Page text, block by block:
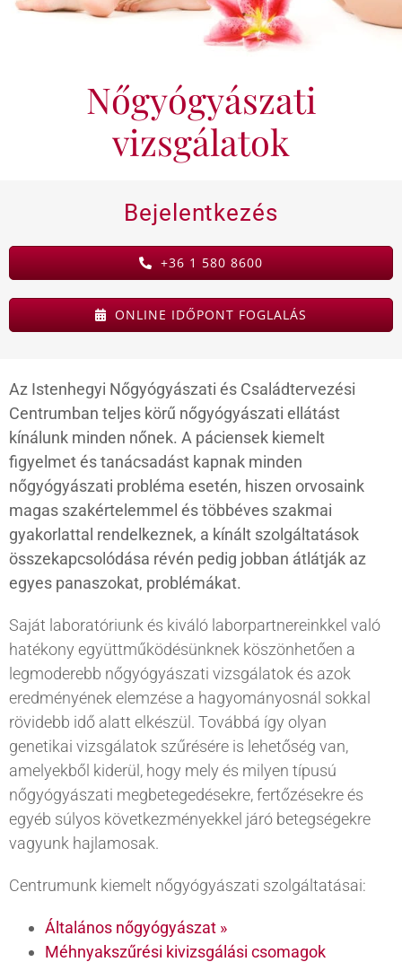
Nőgyógyászati
vizsgálatok
Bejelentkezés
+36 1 580 8600
ONLINE IDŐPONT FOGLALÁS
Az Istenhegyi Nőgyógyászati és Családtervezési
Centrumban teljes körű nőgyógyászati ellátást
kínálunk minden nőnek. A páciensek kiemelt
figyelmet és tanácsadást kapnak minden
nőgyógyászati probléma esetén, hiszen orvosaink
magas szakértelemmel és többéves szakmai
gyakorlattal rendelkeznek, a kínált szolgáltatások
összekapcsolódása révén pedig jobban átlátják az
egyes panaszokat, problémákat.
Saját laboratóriunk és kiváló laborpartnereinkkel való
hatékony együttműködésünknek köszönhetően a
legmoderebb nőgyógyászati vizsgálatok és azok
eredményének elemzése a hagyományosnál sokkal
rövidebb idő alatt elkészül. Továbbá így olyan
genetikai vizsgálatok szűrésére is lehetőség van,
amelyekből kiderül, hogy mely és milyen típusú
nőgyógyászati megbetegedésekre, fertőzésekre és
egyéb súlyos következményekkel járó betegségekre
vagyunk hajlamosak.
Centrumunk kiemelt nőgyógyászati szolgáltatásai:
Általános nőgyógyászat »
Méhnyakszűrési kivizsgálási csomagok